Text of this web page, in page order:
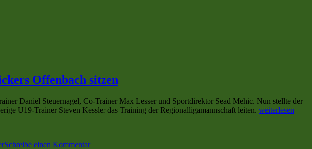
Offenbach sitzen
Daniel Steuernagel, Co-Trainer Max Lesser und Sportdirektor Sead Mehic. Nun stellte der
U19-Trainer Steven Kessler das Training der Regionalligamannschaft leiten. „Bis
weiterlesen
Schreibe einen Kommentarzur